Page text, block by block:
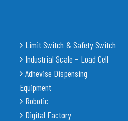
Limit Switch & Safety Switch
Industrial Scale – Load Cell
Adhevise Dispensing
Equipment
Robotic
Digital Factory